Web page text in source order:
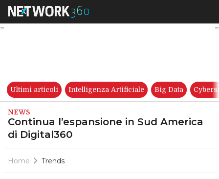
Continua l’espansione in
Ultimi articoli Intelligenza Artificiale Big Data
NEWS
Continua l’espansione in Sud America
di Digital360
Home Trends